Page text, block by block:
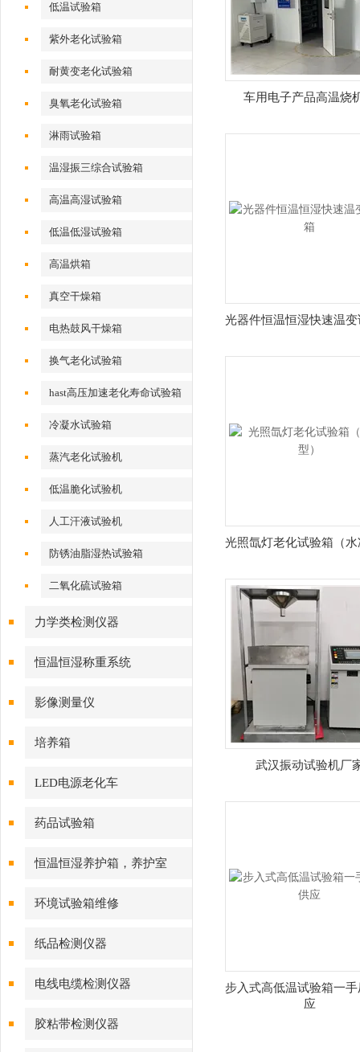
低温试验箱
紫外老化试验箱
耐黄变老化试验箱
臭氧老化试验箱
淋雨试验箱
温湿振三综合试验箱
高温高湿试验箱
低温低湿试验箱
高温烘箱
真空干燥箱
电热鼓风干燥箱
换气老化试验箱
hast高压加速老化寿命试验箱
冷凝水试验箱
蒸汽老化试验机
低温脆化试验机
人工汗液试验机
防锈油脂湿热试验箱
二氧化硫试验箱
力学类检测仪器
恒温恒湿称重系统
影像测量仪
培养箱
LED电源老化车
药品试验箱
恒温恒湿养护箱，养护室
环境试验箱维修
纸品检测仪器
电线电缆检测仪器
胶粘带检测仪器
车用电子产品高温烧
光器件恒温恒湿快速温
光照氙灯老化试验箱（
武汉振动试验机厂
步入式高低温试验箱一
应